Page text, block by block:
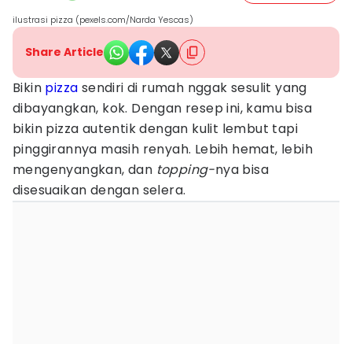
ilustrasi pizza (pexels.com/Narda Yescas)
Share Article
Bikin pizza sendiri di rumah nggak sesulit yang
dibayangkan, kok. Dengan resep ini, kamu bisa
bikin pizza autentik dengan kulit lembut tapi
pinggirannya masih renyah. Lebih hemat, lebih
mengenyangkan, dan topping-nya bisa
disesuaikan dengan selera.